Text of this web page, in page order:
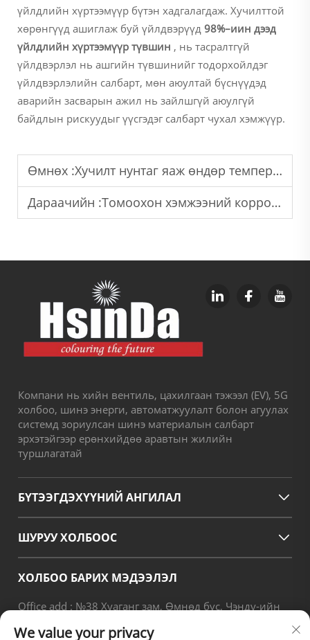
үйлдлийн хүртээмүүр бүтэн хадгалагдаж. Хучилттой
хөрөнгүүд ашиглаж буй үйлдвэрүүд 98%–иин дээд
үйлдлийн хүртээмүүр түвшин , нь тасралтгүй
үйлдвэрлэл нь ашгийн түвшинийг тодорхойлдэг
үйлдвэрлэлийн салбарт, мөн аюултай бүснүүдэд
аварийн засварын ажил нь зайлшгүй аюулгүй
байдлын рискуудыг үүсгэдэг салбарт чухал хэмжүүр.
Өмнөх :Хучилт нунтаг яаж өндөр температурт үйлдвэрлэлийн үйл ажиллагаанд үзүүлэлт өгч байна?
Дараачийн :Томоохон хэмжээний коррозийн хамгаалалтад зориулж итгэлт цахилгааны будагт хэрхэн итгэлт будаг тодорхойлох вэ
Компани нь хийн вентиль, цахилгаан тэжээл (EV), 5G
холбоо, шинэ энерги, автоматжуулалт болон агуулах
системд зориулсан шинэ материалын салбарт
эрхэтэйгээр ерөнхийдөө аравтын жилийн
туршлагатай
БҮТЭЭГДЭХҮҮНИЙ АНГИЛАЛ
ШУРУУ ХОЛБООС
ХОЛБОО БАРИХ МЭДЭЭЛЭЛ
Office add : №38 Хуаганг зам, Өмнөд бүс, Чэнду-ийн
орчин үеийн үйлдвэрлэлийн боомт, Писян, Чэнду,
We value your privacy